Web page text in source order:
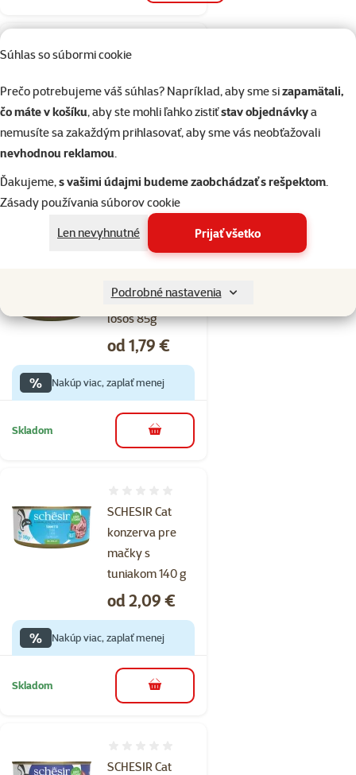
Súhlas so súbormi cookie
Prečo potrebujeme váš súhlas? Napríklad, aby sme sizapamätali,
čo máte v košíku, aby ste mohli ľahko zistiťstav objednávkya
nemusíte sa zakaždým prihlasovať, aby sme vás neobťažovali
nevhodnou reklamou.
Ďakujeme,s vašimi údajmi budeme zaobchádzať s rešpektom.
Zásady používania súborov cookie
Len nevyhnutné
Prijať všetko
Podrobné nastavenia
Hodnotenie 100%, počet hodnotení: 1
Cena
10,49 €
% Nakúp viac, zaplať menej
Skladom
SCHESIR Cat
losos 85g
Hodnotenie 0%
Cena
od 1,79 €
% Nakúp viac, zaplať menej
Skladom do košíka
SCHESIR Cat
konzerva pre
mačky s
tuniakom 140 g
Cena
od 2,09 €
% Nakúp viac, zaplať menej
Skladom do košíka
SCHESIR Cat